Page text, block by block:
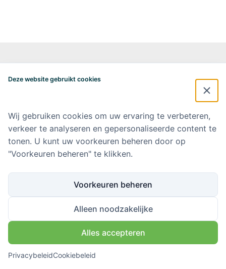
Postbus 7057
alzheimercentrum@amsterdamumc.nl
Doneer via: NL 42 INGB 0006 9052 76 Ten name van: Stichting Steun
Alzheimercentrum Amsterdam
Amsterdam UMC
Volg ons via
Deze website gebruikt cookies
Wij gebruiken cookies om uw ervaring te verbeteren,
verkeer te analyseren en gepersonaliseerde content te
tonen. U kunt uw voorkeuren beheren door op
"Voorkeuren beheren" te klikken.
Voorkeuren beheren
Alleen noodzakelijke
Alles accepteren
PrivacybeleidCookiebeleid